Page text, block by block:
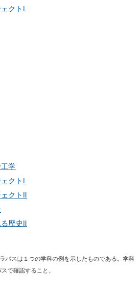
クトⅠ
学
クトⅠ
クトⅡ
歴史Ⅱ
バスは１つの学科の例を示したものである。学
で確認すること。